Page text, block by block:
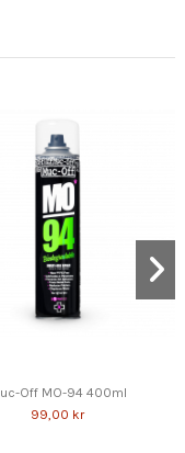
Off MO-94 400ml
99,00 kr